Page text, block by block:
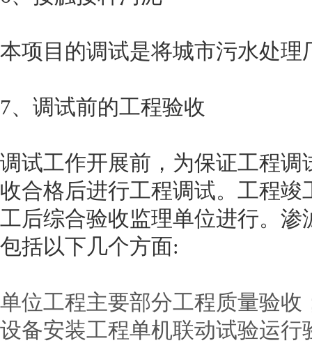
本项目的调试是将城市污水处
7、调试前的工程验收
调试工作开展前，为保证工程
收合格后进行工程调试。工程
工后综合验收监理单位进行。
包括以下几个方面:
单位工程主要部分工程质量验
设备安装工程单机联动试验运